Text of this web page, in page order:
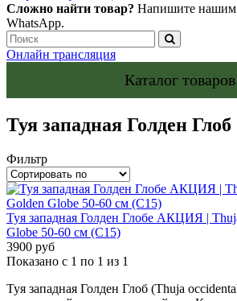
Сложно найти товар? Напишите нашим
WhatsApp.
Онлайн трансляция
Каталог товаров
Туя западная Голден Глоб
Фильтр
Туя западная Голден Глобе АКЦИЯ |
Globe 50-60 см (С15)
3900 руб
Показано с 1 по 1 из 1
Туя западная Голден Глоб (Thuja